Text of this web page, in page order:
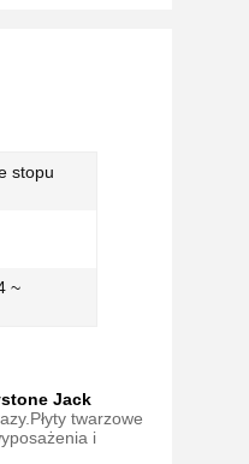
stopu
~
Jack
twarzowe
i